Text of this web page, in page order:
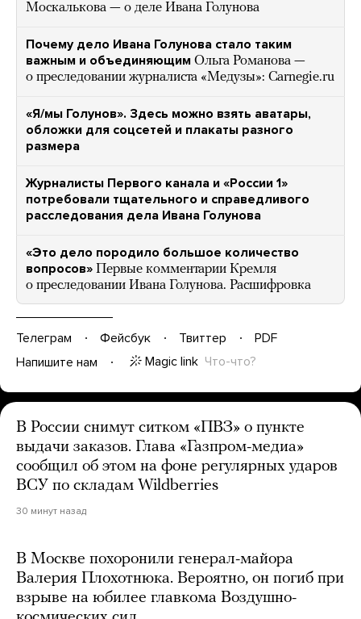
Москалькова — о деле Ивана Голунова
Почему дело Ивана Голунова стало таким
важным и объединяющим Ольга Романова —
о преследовании журналиста «Медузы»: Carnegie.ru
«Я/мы Голунов». Здесь можно взять аватары,
обложки для соцсетей и плакаты разного
размера
Журналисты Первого канала и «России 1»
потребовали тщательного и справедливого
расследования дела Ивана Голунова
«Это дело породило большое количество
вопросов» Первые комментарии Кремля
о преследовании Ивана Голунова. Расшифровка
Телеграм Фейсбук Твиттер
PDF
Напишите нам
Magic link Что-что?
В России снимут ситком «ПВЗ» о пункте
выдачи заказов. Глава «Газпром-медиа»
сообщил об этом на фоне регулярных ударов
ВСУ по складам Wildberries
30 минут назад
В Москве похоронили генерал-майора
Валерия Плохотнюка. Вероятно, он погиб при
взрыве на юбилее главкома Воздушно-